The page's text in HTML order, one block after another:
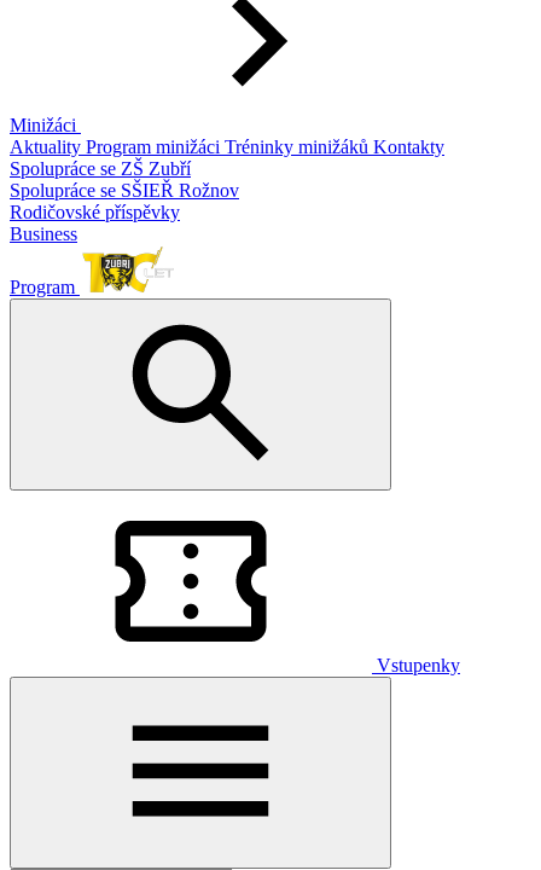
Minižáci
Aktuality Program minižáci Tréninky minižáků Kontakty
Spolupráce se ZŠ Zubří
Spolupráce se SŠIEŘ Rožnov
Rodičovské příspěvky
Business
Program
Vstupenky